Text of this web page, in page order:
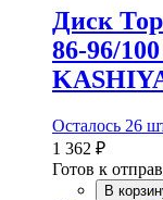
Диск
86-96/
Осталось 26
1 362 ₽
Готов к
В